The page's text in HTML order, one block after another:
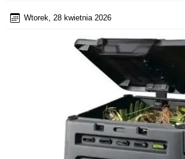
Wtorek, 28 kwietnia 2026